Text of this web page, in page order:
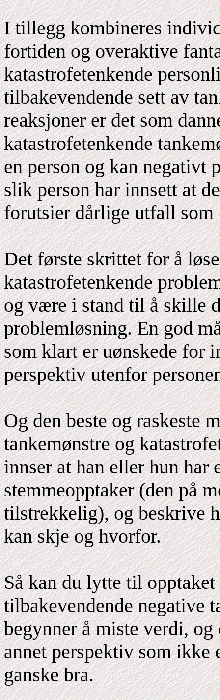
I tillegg kombineres
fortiden og overaktive
katastrofetenkende
tilbakevendende sett av
reaksjoner er det som
katastrofetenkende
en person og kan negativt
slik person har innsett at
forutsier dårlige utfall
Det første skrittet for å
katastrofetenkende
og være i stand til å skille
problemløsning. En god
som klart er uønskede for
perspektiv utenfor
Og den beste og raskeste
tankemønstre og
innser at han eller hun har
stemmeopptaker (den på
tilstrekkelig), og beskrive
kan skje og hvorfor.
Så kan du lytte til
tilbakevendende negative
begynner å miste verdi,
annet perspektiv som ikke
ganske bra.